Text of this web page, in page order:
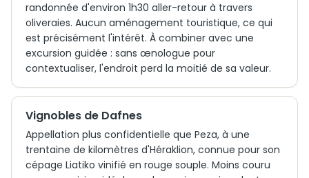
randonnée d'environ 1h30 aller-retour à travers
oliveraies. Aucun aménagement touristique, ce qui
est précisément l'intérêt. À combiner avec une
excursion guidée : sans œnologue pour
contextualiser, l'endroit perd la moitié de sa valeur.
Vignobles de Dafnes
Appellation plus confidentielle que Peza, à une
trentaine de kilomètres d'Héraklion, connue pour son
cépage Liatiko vinifié en rouge souple. Moins couru